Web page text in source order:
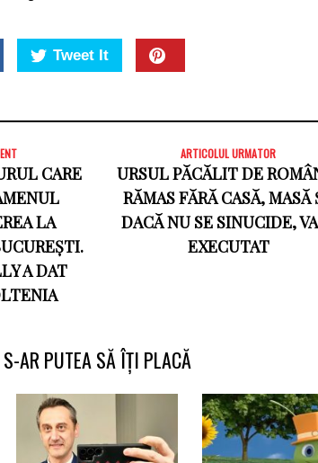
Tweet It
CARE
LA
A DAT
ARTICOLUL URMATOR
URSUL PĂCĂLIT DE
RĂMAS FĂRĂ CASĂ, MASĂ
DACĂ NU SE SINUCIDE,
EXECUTAT
S-AR PUTEA SĂ ÎȚI PLACĂ